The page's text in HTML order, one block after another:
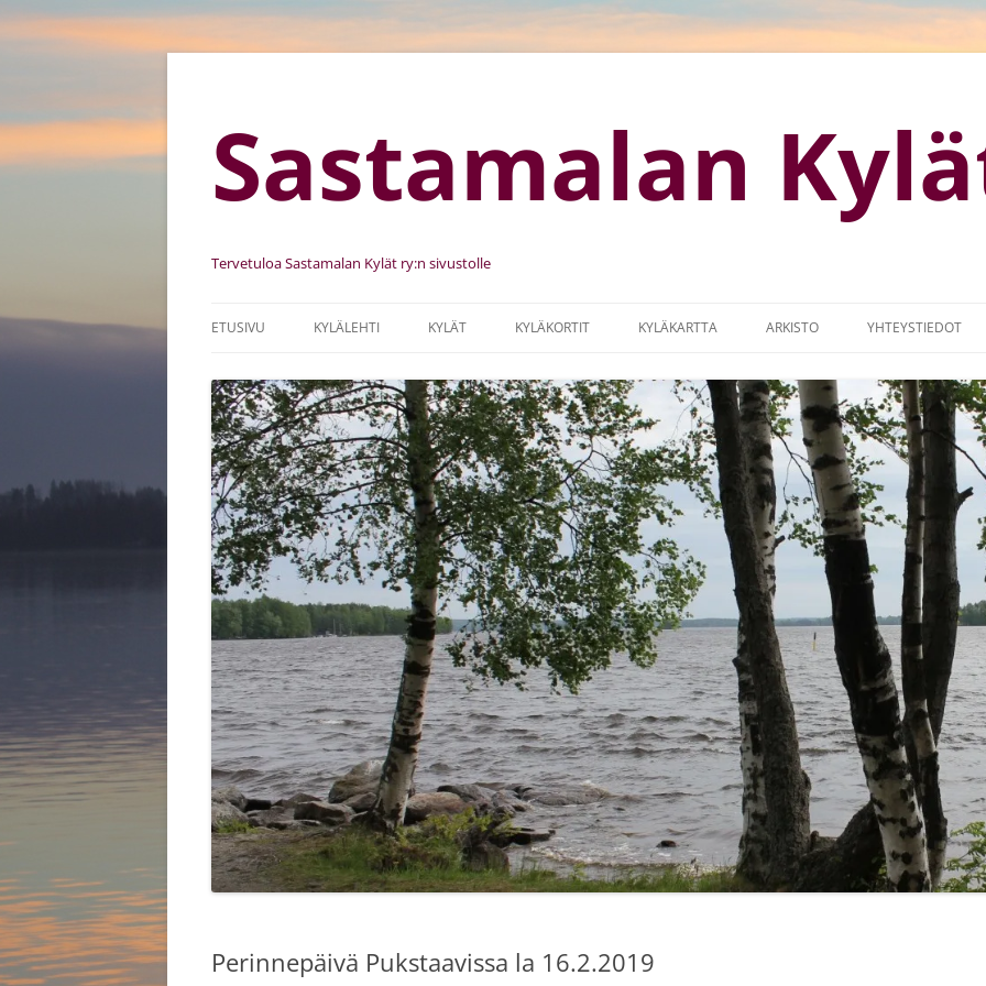
Sastamalan
Tervetuloa Sastamalan Kylät ry:n sivustolle
ETUSIVU
SÄÄNNÖT
JÄSENSEURAT
HALLITUS 2025
KYLÄLEHTI KYLÄT
KEHITTÄMISSUUNNITELMA
KYLÄKUVIA
KYLÄKOULUT
KYLIEN KIRKOT
KYLÄKORTIT KYLÄKARTTA ARKISTO
LOGO
MAASEUTUOHJELMA 2014-2017
SASTAMALA-RETKET 2014
PEEJIIN KOTISEUTURETKET 2015
”KYLÄT TUTUIKSI 2013”
SELVITYS: NUORET JA
KYLÄTOIMINTA
LINKIT
YHTEYSTIEDOT
Perinnepäivä Pukstaavissa la 16.2.2019